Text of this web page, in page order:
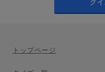
トップページ